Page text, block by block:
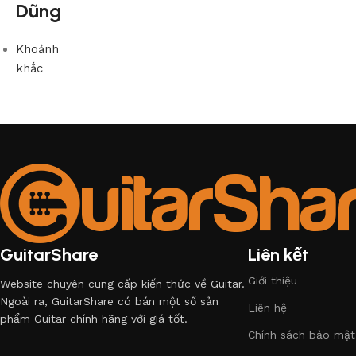
Dũng
Khoảnh
khắc
GuitarShare
Website chuyên cung cấp kiến thức về Guitar.
Ngoài ra, GuitarShare có bán một số sản
phẩm Guitar chính hãng với giá tốt.
Liên kết
Giới thiệu
Liên hệ
Chính sách bảo mật